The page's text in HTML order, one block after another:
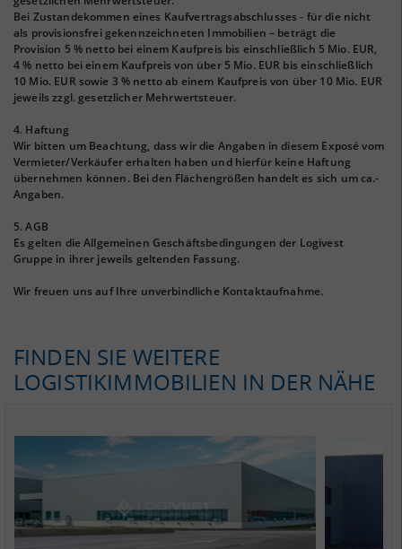
Bei Zustandekommen eines Kaufvertragsabschlusses - für die nicht
als provisionsfrei gekennzeichneten Immobilien – beträgt die
Provision 5 % netto bei einem Kaufpreis bis einschließlich 5 Mio. EUR,
4 % netto bei einem Kaufpreis von über 5 Mio. EUR bis einschließlich
10 Mio. EUR sowie 3 % netto ab einem Kaufpreis von über 10 Mio. EUR
jeweils zzgl. gesetzlicher Mehrwertsteuer.
4. Haftung
Wir bitten um Beachtung, dass wir die Angaben in diesem Exposé vom
Vermieter/Verkäufer erhalten haben und hierfür keine Haftung
übernehmen können. Bei den Flächengrößen handelt es sich um ca.-
Angaben.
5. AGB
Es gelten die Allgemeinen Geschäftsbedingungen der Logivest
Gruppe in ihrer jeweils geltenden Fassung.
Wir freuen uns auf Ihre unverbindliche Kontaktaufnahme.
FINDEN SIE WEITERE
LOGISTIKIMMOBILIEN IN DER NÄHE